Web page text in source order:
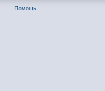
Помощь